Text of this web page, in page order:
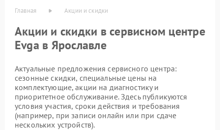
Главная Акции и скидки
Акции и скидки в сервисном центре
Evga в Ярославле
Актуальные предложения сервисного центра:
сезонные скидки, специальные цены на
комплектующие, акции на диагностику и
приоритетное обслуживание. Здесь публикуются
условия участия, сроки действия и требования
(например, при записи онлайн или при сдаче
нескольких устройств).